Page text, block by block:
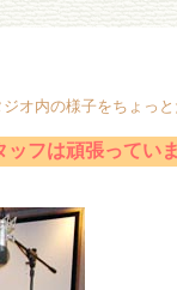
オ内の様子をちょっ
ッフは頑張ってい